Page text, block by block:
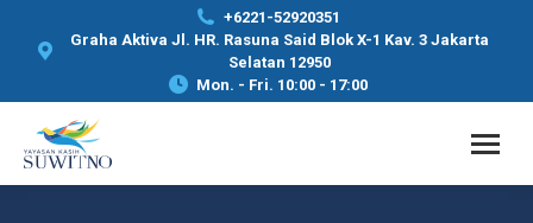
+6221-52920351
Graha Aktiva Jl. HR. Rasuna Said Blok X-1 Kav. 3 Jakarta
Selatan 12950
Mon. - Fri. 10:00 - 17:00